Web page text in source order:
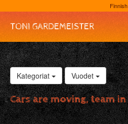
TONI GARDEMEISTER
Kategoriat Vuodet
Cars are moving, team